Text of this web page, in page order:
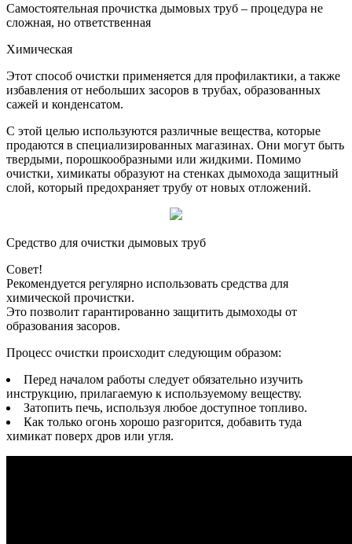
Самостоятельная прочистка дымовых труб – процедура не
сложная, но ответственная
Химическая
Этот способ очистки применяется для профилактики, а также
избавления от небольших засоров в трубах, образованных
сажей и конденсатом.
С этой целью используются различные вещества, которые
продаются в специализированных магазинах. Они могут быть
твердыми, порошкообразными или жидкими. Помимо
очистки, химикаты образуют на стенках дымохода защитный
слой, который предохраняет трубу от новых отложений.
Средство для очистки дымовых труб
Совет!
Рекомендуется регулярно использовать средства для
химической прочистки.
Это позволит гарантированно защитить дымоходы от
образования засоров.
Процесс очистки происходит следующим образом:
Перед началом работы следует обязательно изучить
инструкцию, прилагаемую к используемому веществу.
Затопить печь, используя любое доступное топливо.
Как только огонь хорошо разгорится, добавить туда
химикат поверх дров или угля.